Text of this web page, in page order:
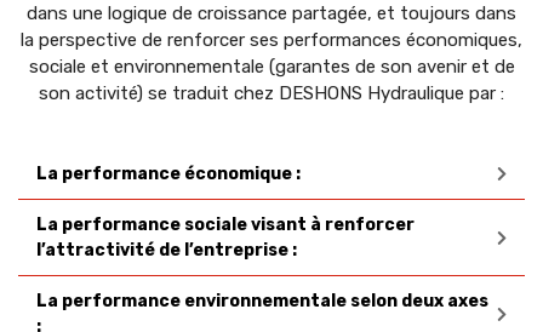
dans une logique de croissance partagée, et toujours dans
la perspective de renforcer ses performances économiques,
sociale et environnementale (garantes de son avenir et de
son activité) se traduit chez DESHONS Hydraulique par :
La performance économique :
La performance sociale visant à renforcer
l’attractivité de l’entreprise :
La performance environnementale selon deux axes
: